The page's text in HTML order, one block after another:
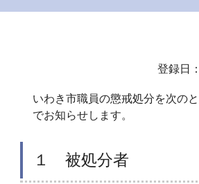
登録日
いわき市職員の懲戒処分を次の
でお知らせします。
１ 被処分者